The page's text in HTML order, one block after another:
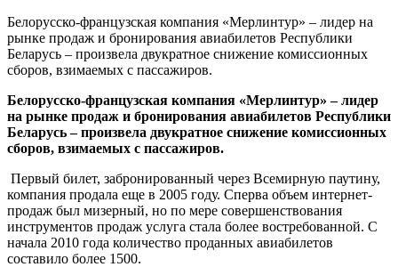
Белорусско-французская компания «Мерлинтур» – лидер на
рынке продаж и бронирования авиабилетов Республики
Беларусь – произвела двукратное снижение комиссионных
сборов, взимаемых с пассажиров.
Белорусско-французская компания «Мерлинтур» – лидер
на рынке продаж и бронирования авиабилетов Республики
Беларусь – произвела двукратное снижение комиссионных
сборов, взимаемых с пассажиров.
Первый билет, забронированный через Всемирную паутину,
компания продала еще в 2005 году. Сперва объем интернет-
продаж был мизерный, но по мере совершенствования
инструментов продаж услуга стала более востребованной. С
начала 2010 года количество проданных авиабилетов
составило более 1500.